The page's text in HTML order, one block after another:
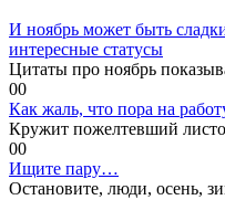
И ноябрь может быть
интересные статусы
Цитаты про ноябрь
00
Как жаль, что пора на
Кружит пожелтевший
00
Ищите пару…
Остановите, люди, осень,